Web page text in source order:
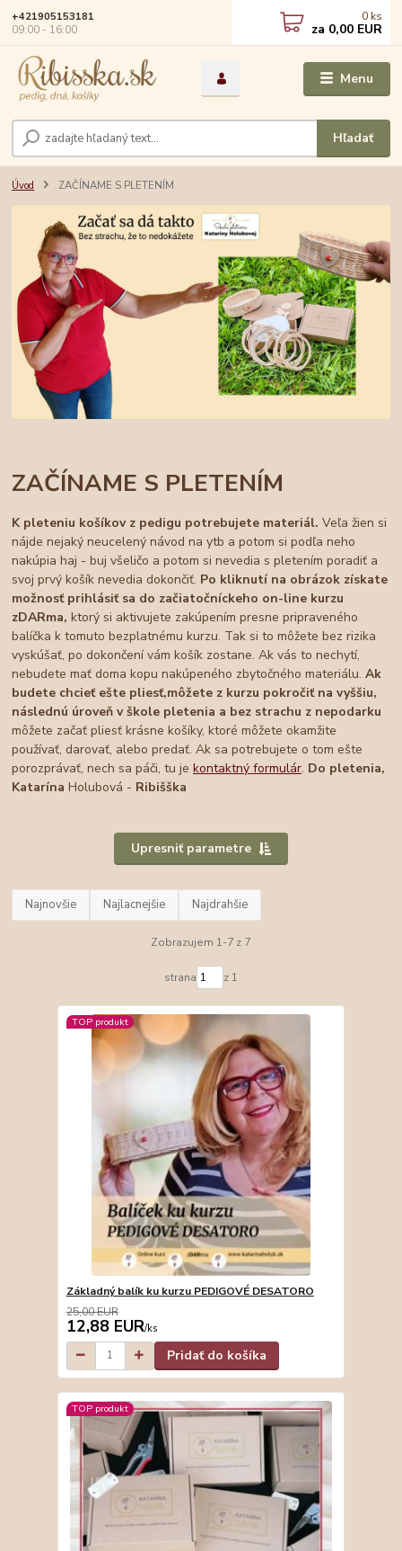
Menu
Hľadať
+421905153181
09:00 - 16:00
0 ks
za 0,00 EUR
Úvod ZAČÍNAME S PLETENÍM
ZAČÍNAME S PLETENÍM
K pleteniu košíkov z pedigu potrebujete materiál. Veľa žien si
nájde nejaký neucelený návod na ytb a potom si podľa neho
nakúpia haj - buj všeličo a potom si nevedia s pletením poradiť a
svoj prvý košík nevedia dokončiť. Po kliknutí na obrázok získate
možnosť prihlásiť sa do začiatočníckeho on-line kurzu
zDARma, ktorý si aktivujete zakúpením presne pripraveného
balíčka k tomuto bezplatnému kurzu. Tak si to môžete bez rizika
vyskúšať, po dokončení vám košík zostane. Ak vás to nechytí,
nebudete mať doma kopu nakúpeného zbytočného materiálu.Ak
budete chcieť ešte pliesť,môžete z kurzu pokročiť na vyššiu,
následnú úroveň v škole pletenia a bez strachu z nepodarku
môžete začať pliesť krásne košíky, ktoré môžete okamžite
používať, darovať, alebo predať. Ak sa potrebujete o tom ešte
porozprávať, nech sa páči, tu jekontaktný formulár. Do pletenia,
Katarína Holubová - Ribišška
Upresniť parametre
Najnovšie Najlacnejšie Najdrahšie
Zobrazujem 1-7 z 7
strana z 1
TOP produkt
Základný balík ku kurzu PEDIGOVÉ DESATORO
25,00 EUR
12,88 EUR/ks
Pridať do košíka
TOP produkt